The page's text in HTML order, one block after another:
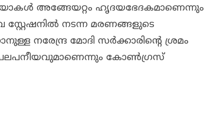
അങ്ങേയറ്റം ഹൃദയഭേദകമാണെന്നും
സ്റ്റേഷനില്‍ നടന്ന മരണങ്ങളുടെ
നരേന്ദ്ര മോദി സര്‍ക്കാരിന്റെ ശ്രമം
കോണ്‍ഗ്രസ്